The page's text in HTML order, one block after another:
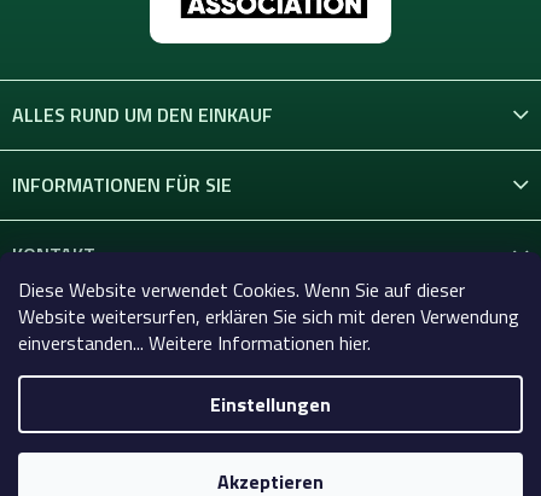
Diese Website verwendet Cookies. Wenn Sie auf dieser
Website weitersurfen, erklären Sie sich mit deren Verwendung
einverstanden... Weitere Informationen hier.
Einstellungen
Akzeptieren
ALLES RUND UM DEN EINKAUF
INFORMATIONEN FÜR SIE
KONTAKT
Copyright 2026Celtic-Supply.de | Alles für Tattoo und